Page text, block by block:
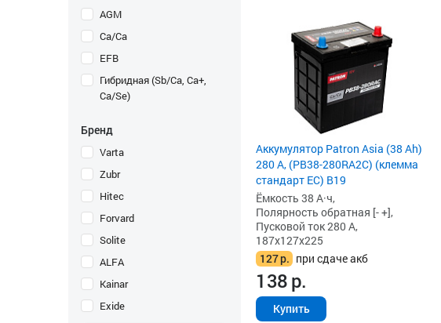
AGM
Ca/Ca
EFB
Гибридная (Sb/Ca, Ca+,
Ca/Se)
Бренд
Varta
Zubr
Hitec
Forvard
Solite
ALFA
Kainar
Exide
Аккумулятор Patron Asia (38 Ah)
280 А, (PB38-280RA2C) (клемма
стандарт ЕС) B19
Ёмкость 38 А·ч,
Полярность обратная [- +],
Пусковой ток 280 А,
187x127x225
127р. при сдаче акб
138р.
Купить